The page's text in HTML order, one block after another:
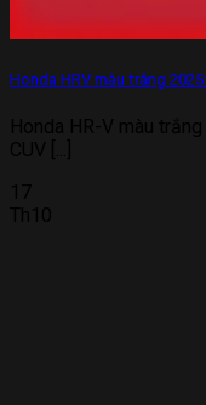
Honda HRV màu trắng